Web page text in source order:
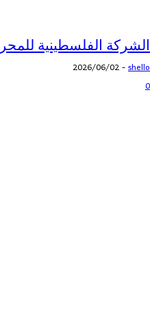
الشركة الفلسطينية
shello
-
2026/06/02
0